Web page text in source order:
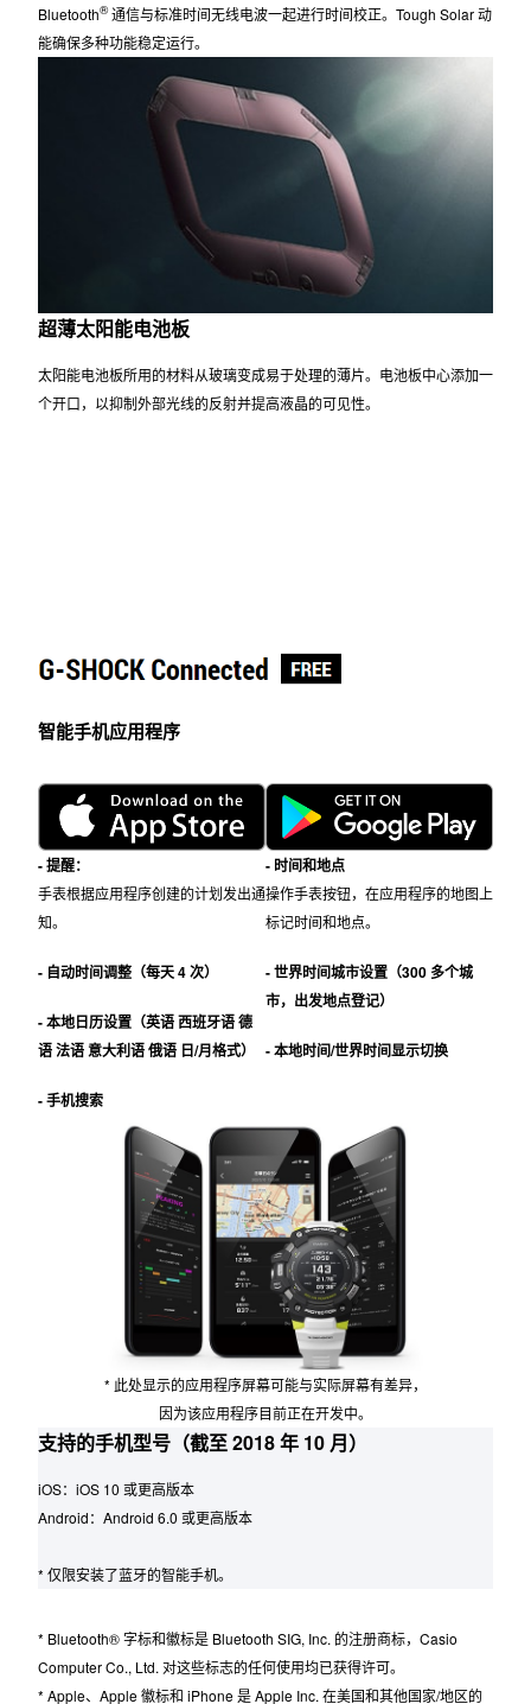
Bluetooth®通信与标准时间无线电波一起进行时间校正。Tough Solar 动
能确保多种功能稳定运行。
超薄太阳能电池板
太阳能电池板所用的材料从玻璃变成易于处理的薄片。电池板中心添加一
个开口，以抑制外部光线的反射并提高液晶的可见性。
智能手机应用程序
- 提醒：
手表根据应用程序创建的计划发出通
知。
- 自动时间调整（每天 4 次）
- 本地日历设置（英语 西班牙语 德
语 法语 意大利语 俄语 日/月格式）
- 手机搜索
- 时间和地点
操作手表按钮，在应用程序的地图上
标记时间和地点。
- 世界时间城市设置（300 多个城
市，出发地点登记）
- 本地时间/世界时间显示切换
* 此处显示的应用程序屏幕可能与实际屏幕有差异，
因为该应用程序目前正在开发中。
支持的手机型号（截至 2018 年 10 月）
iOS：iOS 10 或更高版本
Android：Android 6.0 或更高版本
* 仅限安装了蓝牙的智能手机。
* Bluetooth® 字标和徽标是 Bluetooth SIG, Inc. 的注册商标，Casio
Computer Co., Ltd. 对这些标志的任何使用均已获得许可。
* Apple、Apple 徽标和 iPhone 是 Apple Inc. 在美国和其他国家/地区的